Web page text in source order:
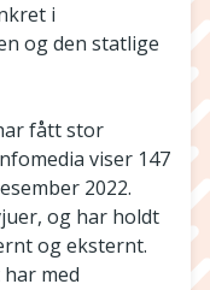
i
og den statlige
fått stor
viser 147
2022.
og har holdt
og eksternt.
med